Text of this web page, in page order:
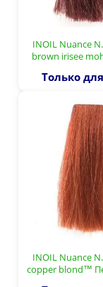
INOIL Nuance
brown irisee
Только
INOIL Nuance
copper blond™